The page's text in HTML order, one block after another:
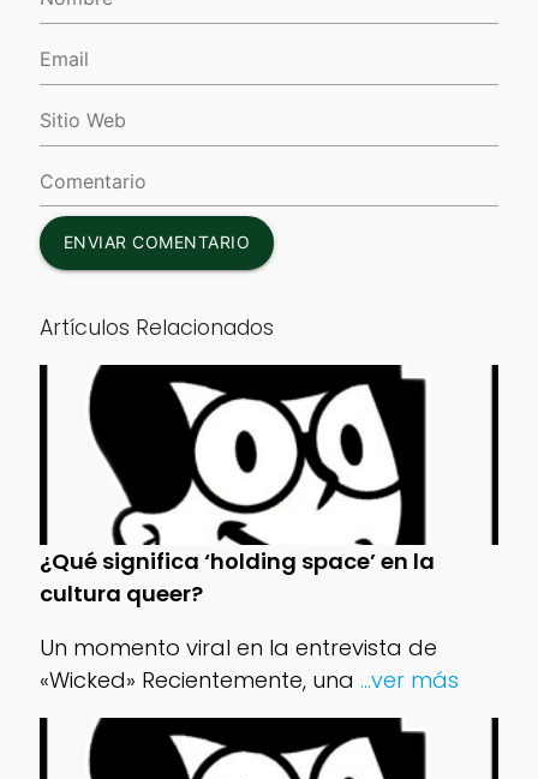
ENVIAR COMENTARIO
Artículos Relacionados
¿Qué significa ‘holding space’ en la
cultura queer?
Un momento viral en la entrevista de
«Wicked» Recientemente, una ...ver más